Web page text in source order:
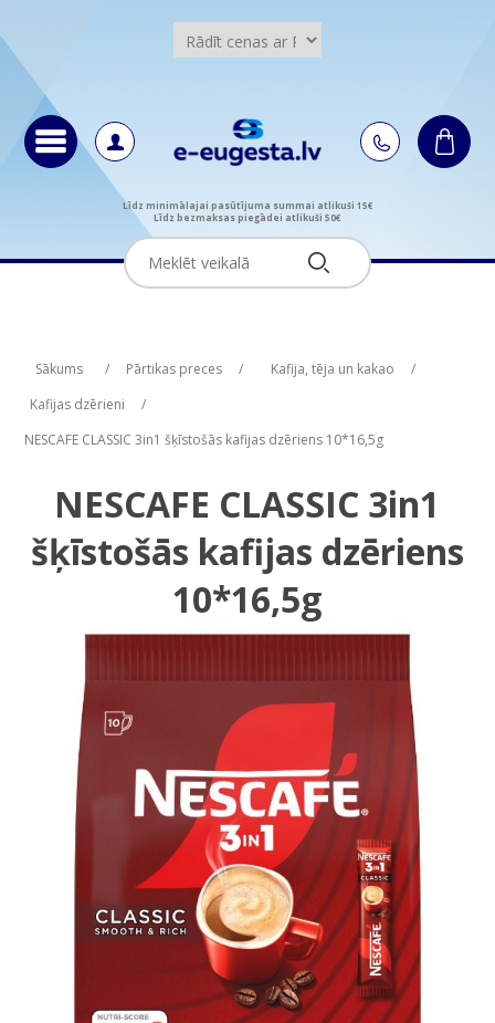
Līdz minimālajai pasūtījuma summai atlikuši 15€
Līdz bezmaksas piegādei atlikuši 50€
Sākums / Pārtikas preces / Kafija, tēja un kakao
/
Kafijas dzērieni
/
NESCAFE CLASSIC 3in1 šķīstošās kafijas dzēriens 10*16,5g
NESCAFE CLASSIC 3in1
šķīstošās kafijas dzēriens
10*16,5g